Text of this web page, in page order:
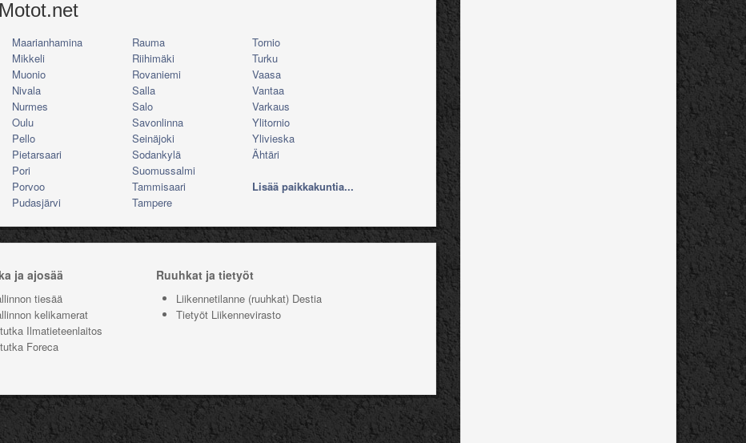
Maarianhamina
Mikkeli
Muonio
Nivala
Nurmes
Oulu
Pello
Pietarsaari
Pori
Porvoo
Pudasjärvi
Rauma
Riihimäki
Rovaniemi
Salla
Salo
Savonlinna
Seinäjoki
Sodankylä
Suomussalmi
Tammisaari
Tampere
Tornio
Turku
Vaasa
Vantaa
Varkaus
Ylitornio
Ylivieska
Ähtäri
Lisää paikkakuntia...
ja ajosää
tiesää
kelikamerat
Ilmatieteenlaitos
Foreca
Ruuhkat ja tietyöt
Liikennetilanne (ruuhkat) Destia
Tietyöt Liikennevirasto